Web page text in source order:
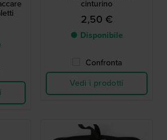
cinturino
2,50 €
● Disponibile
Confronta
Vedi i prodotti